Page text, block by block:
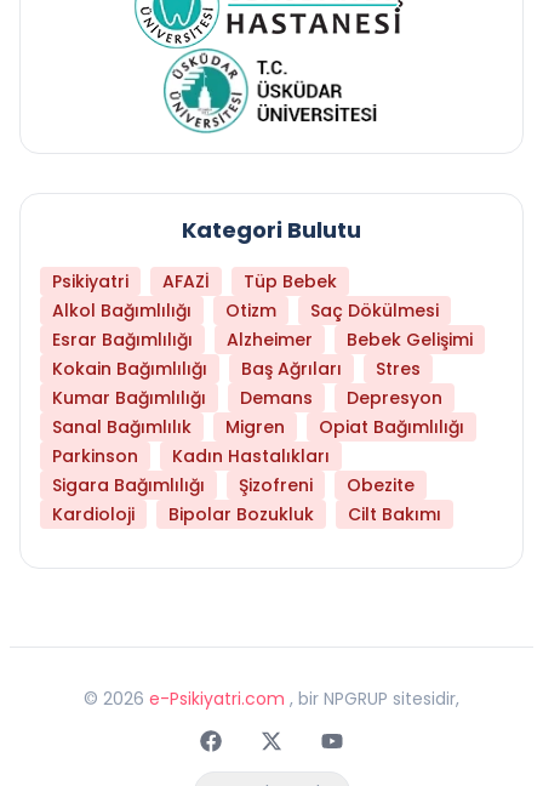
Kategori Bulutu
Psikiyatri AFAZİ
Tüp Bebek
Alkol Bağımlılığı
Otizm
Saç Dökülmesi
Esrar Bağımlılığı
Alzheimer
Bebek Gelişimi
Kokain Bağımlılığı
Baş Ağrıları
Stres
Kumar Bağımlılığı
Demans
Depresyon
Sanal Bağımlılık
Migren
Opiat Bağımlılığı
Parkinson
Kadın Hastalıkları
Sigara Bağımlılığı
Şizofreni
Obezite
Kardioloji
Bipolar Bozukluk Cilt Bakımı
© 2026 e-Psikiyatri.com , bir NPGRUP sitesidir,
FaceebokTwitterYoutube